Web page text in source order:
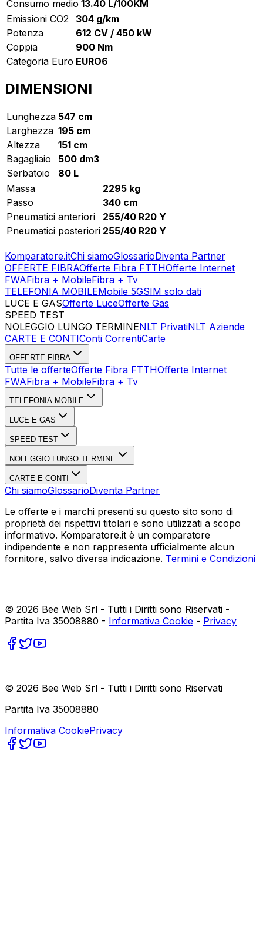
Consumo medio 13.40 L/100KM
Emissioni CO2
304 g/km
Potenza
612 CV / 450 kW
Coppia
900 Nm
Categoria Euro EURO6
DIMENSIONI
Lunghezza 547 cm
Larghezza 195 cm
Altezza
151 cm
Bagagliaio
500 dm3
Serbatoio
80 L
Massa
2295 kg
Passo
340 cm
Pneumatici anteriori
255/40 R20 Y
Pneumatici posteriori 255/40 R20 Y
Komparatore.itChi siamoGlossarioDiventa Partner
OFFERTE FIBRAOfferte Fibra FTTHOfferte Internet
FWAFibra + MobileFibra + Tv
TELEFONIA MOBILEMobile 5GSIM solo dati
LUCE E GASOfferte LuceOfferte Gas
SPEED TEST
NOLEGGIO LUNGO TERMINENLT PrivatiNLT Aziende
CARTE E CONTIConti CorrentiCarte
OFFERTE FIBRA
Tutte le offerteOfferte Fibra FTTHOfferte Internet
FWAFibra + MobileFibra + Tv
TELEFONIA MOBILE
LUCE E GAS
SPEED TEST
NOLEGGIO LUNGO TERMINE
CARTE E CONTI
Chi siamoGlossarioDiventa Partner
Le offerte e i marchi presenti su questo sito sono di
proprietà dei rispettivi titolari e sono utilizzati a scopo
informativo. Komparatore.it è un comparatore
indipendente e non rappresenta ufficialmente alcun
fornitore, salvo diversa indicazione. Termini e Condizioni
© 2026 Bee Web Srl - Tutti i Diritti sono Riservati -
Partita Iva 35008880 - Informativa Cookie - Privacy
© 2026 Bee Web Srl - Tutti i Diritti sono Riservati
Partita Iva 35008880
Informativa CookiePrivacy